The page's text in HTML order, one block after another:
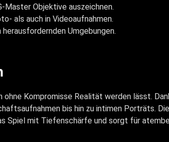
Master Objektive auszeichnen.
als auch in Videoaufnahmen.
Umgebungen.
Kompromisse Realität werden lässt.
bis hin zu intimen Porträts.
Spiel mit Tiefenschärfe und sorgt für